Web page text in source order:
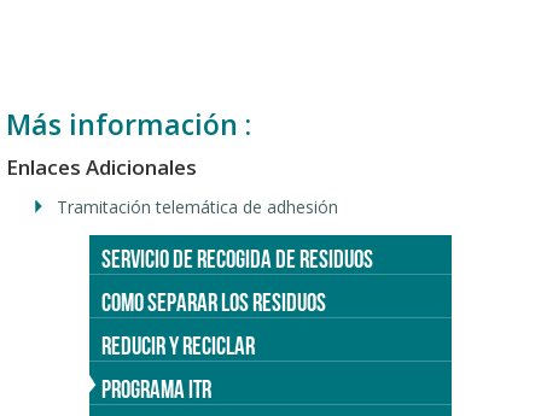
Más información :
Enlaces Adicionales
Tramitación telemática de adhesión
SERVICIO DE RECOGIDA DE RESIDUOS
COMO SEPARAR LOS RESIDUOS
REDUCIR Y RECICLAR
PROGRAMA ITR